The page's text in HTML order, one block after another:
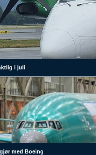
i juli
med Boeing